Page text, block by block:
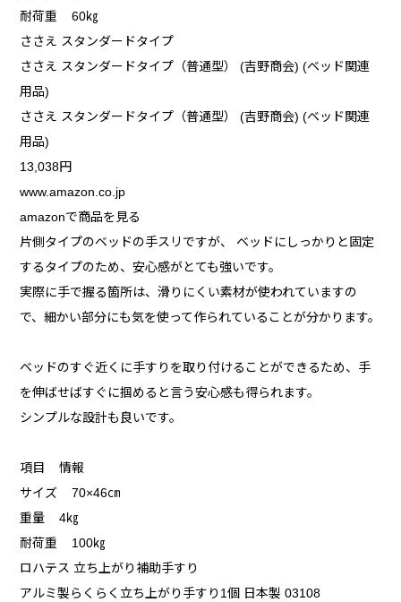
耐荷重 60㎏
ささえ スタンダードタイプ
ささえ スタンダードタイプ（普通型） (吉野商会) (ベッド関連
用品)
ささえ スタンダードタイプ（普通型） (吉野商会) (ベッド関連
用品)
13,038円
www.amazon.co.jp
amazonで商品を見る
片側タイプのベッドの手スリですが、 ベッドにしっかりと固定
するタイプのため、安心感がとても強いです。
実際に手で握る箇所は、滑りにくい素材が使われていますの
で、細かい部分にも気を使って作られていることが分かります。
ベッドのすぐ近くに手すりを取り付けることができるため、手
を伸ばせばすぐに掴めると言う安心感も得られます。
シンプルな設計も良いです。
項目 情報
サイズ 70×46㎝
重量 4㎏
耐荷重 100㎏
ロハテス 立ち上がり補助手すり
アルミ製らくらく立ち上がり手すり1個 日本製 03108